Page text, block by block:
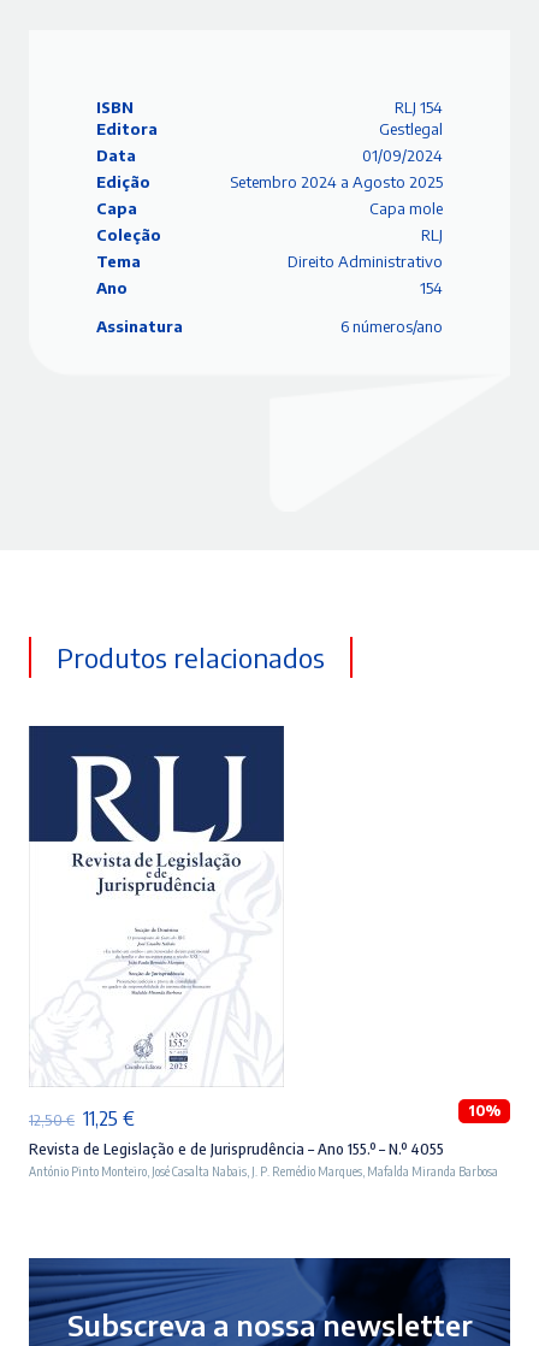
ISBN
RLJ 154
Editora
Gestlegal
Data
01/09/2024
Edição
Setembro 2024 a Agosto 2025
Capa
Capa mole
Coleção
RLJ
Tema
Direito Administrativo
Ano
154
Assinatura
6 números/ano
Produtos relacionados
12,50€ O
preço
original
11,25 €O
preço
atual
10%
Revista de Legislação e de Jurisprudência – Ano 155.º – N.º 4055
António Pinto Monteiro José Casalta Nabais J. P. Remédio Marques Mafalda Miranda Barbosa
Subscreva a nossa newsletter